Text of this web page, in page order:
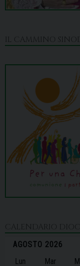
IL CAMMINO
CALENDARIO
AGOSTO 2026
Lun Mar